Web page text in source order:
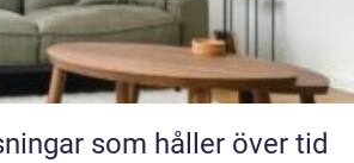
som håller över tid